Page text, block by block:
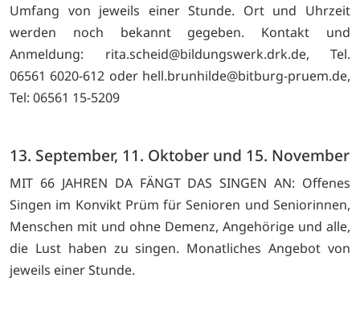
Umfang von jeweils einer Stunde. Ort und Uhrzeit
werden noch bekannt gegeben. Kontakt und
Anmeldung: rita.scheid@bildungswerk.drk.de, Tel.
06561 6020-612 oder hell.brunhilde@bitburg-pruem.de,
Tel: 06561 15-5209
13. September, 11. Oktober und 15. November
MIT 66 JAHREN DA FÄNGT DAS SINGEN AN: Offenes
Singen im Konvikt Prüm für Senioren und Seniorinnen,
Menschen mit und ohne Demenz, Angehörige und alle,
die Lust haben zu singen. Monatliches Angebot von
jeweils einer Stunde.